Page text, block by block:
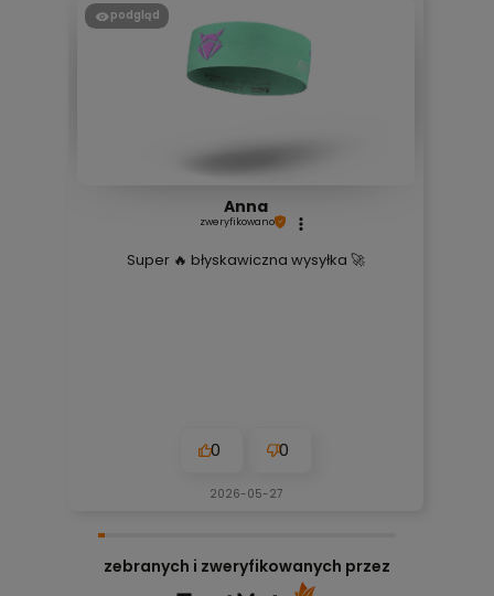
podgląd
Anna
zweryfikowano
Super 🔥 błyskawiczna wysyłka 🚀
0 0
2026-05-27
zebranych i zweryfikowanych przez